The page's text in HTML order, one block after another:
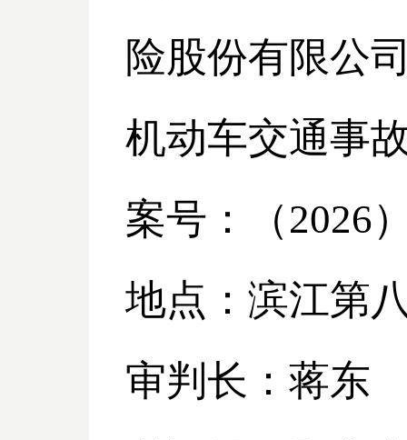
险股份有限公
机动车交通事
案号：（2026
地点：滨江第
审判长：蒋东